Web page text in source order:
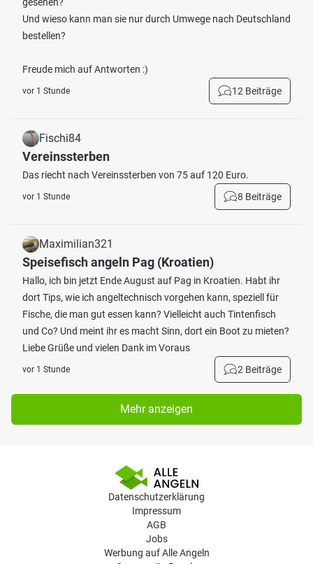
Und wieso kann man sie nur durch Umwege nach Deutschland
bestellen?
Freude mich auf Antworten :)
vor 1 Stunde 12 Beiträge
Fischi84
Vereinssterben
Das riecht nach Vereinssterben von 75 auf 120 Euro.
vor 1 Stunde 8 Beiträge
Maximilian321
Speisefisch angeln Pag (Kroatien)
Hallo, ich bin jetzt Ende August auf Pag in Kroatien. Habt ihr
dort Tips, wie ich angeltechnisch vorgehen kann, speziell für
Fische, die man gut essen kann? Vielleicht auch Tintenfisch
und Co? Und meint ihr es macht Sinn, dort ein Boot zu mieten?
Liebe Grüße und vielen Dank im Voraus
vor 1 Stunde 2 Beiträge
Mehr anzeigen
Datenschutzerklärung
Impressum
AGB
Jobs
Werbung auf Alle Angeln